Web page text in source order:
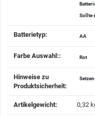
Sollte
Batterietyp‍: AA
Farbe Auswahl:‍: Rot
Hinweise zu
Produktsicherheit‍:
Artikelgewicht‍: 0,32